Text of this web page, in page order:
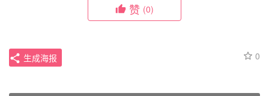
赞 (0)
0
生成海报